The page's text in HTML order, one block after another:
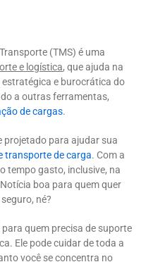
(TMS) é uma
e logística, que ajuda na
e burocrática do
a outras ferramentas,
de cargas.
projetado para ajudar sua
transporte de carga. Com a
tempo gasto, inclusive, na
boa para quem quer
né?
quem precisa de suporte
Ele pode cuidar de toda a
você se concentra no